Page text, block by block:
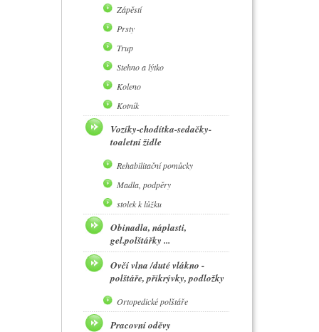
Zápěstí
Prsty
Trup
Stehno a lýtko
Koleno
Kotník
Vozíky-chodítka-sedačky-
toaletní židle
Rehabilitační pomůcky
Madla, podpěry
stolek k lůžku
Obinadla, náplasti,
gel.polštářky ...
Ovčí vlna /duté vlákno -
polštáře, přikrývky, podložky
Ortopedické polštáře
Pracovní oděvy